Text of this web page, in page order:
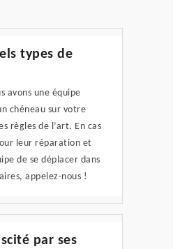
types de
avons une équipe
chéneau sur votre
règles de l’art. En cas
leur réparation et
de se déplacer dans
appelez-nous !
par ses